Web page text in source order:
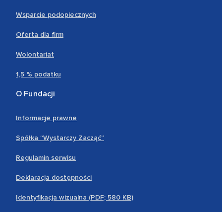
Wsparcie podopiecznych
Oferta dla firm
Wolontariat
1,5 % podatku
O Fundacji
Informacje prawne
Spółka “Wystarczy Zacząć”
Regulamin serwisu
Deklaracja dostępności
Identyfikacja wizualna (PDF; 580 KB)